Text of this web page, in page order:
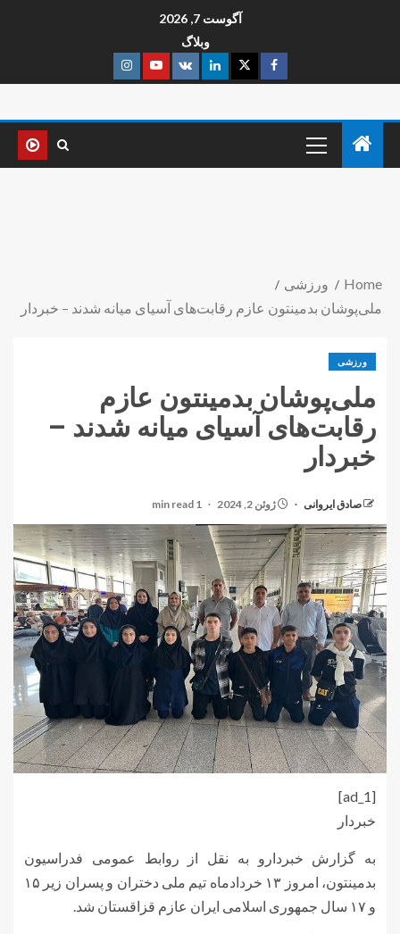
آگوست 7, 2026
وبلاگ
Home
ورزشی
ملی‌پوشان بدمینتون عازم رقابت‌های آسیای میانه شدند – خبردار
ورزشی
ملی‌پوشان بدمینتون عازم
رقابت‌های آسیای میانه شدند –
خبردار
صادق ایروانی ژوئن 2, 2024 1 min read
[ad_1]
خبردار
به گزارش خبردارو به نقل از روابط عمومی فدراسیون
بدمینتون، امروز ۱۳ خردادماه تیم ملی دختران و پسران زیر ۱۵
و ۱۷ سال جمهوری اسلامی ایران عازم قزاقستان شد.